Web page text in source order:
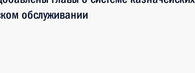
обслуживании